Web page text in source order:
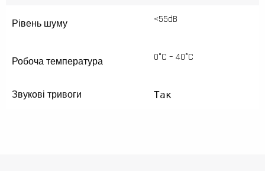
Рівень шуму <55dB
Робоча температура 0°C – 40°C
Звукові тривоги Так